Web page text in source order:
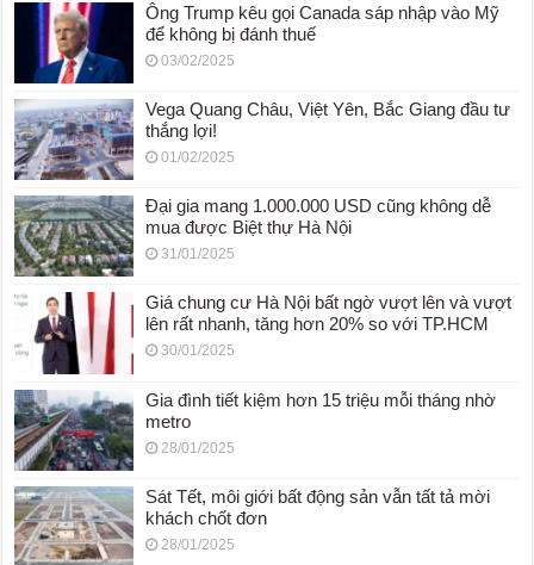
Ông Trump kêu gọi Canada sáp nhập vào Mỹ
để không bị đánh thuế
03/02/2025
Vega Quang Châu, Việt Yên, Bắc Giang đầu tư
thắng lợi!
01/02/2025
Đại gia mang 1.000.000 USD cũng không dễ
mua được Biệt thự Hà Nội
31/01/2025
Giá chung cư Hà Nội bất ngờ vượt lên và vượt
lên rất nhanh, tăng hơn 20% so với TP.HCM
30/01/2025
Gia đình tiết kiệm hơn 15 triệu mỗi tháng nhờ
metro
28/01/2025
Sát Tết, môi giới bất động sản vẫn tất tả mời
khách chốt đơn
28/01/2025